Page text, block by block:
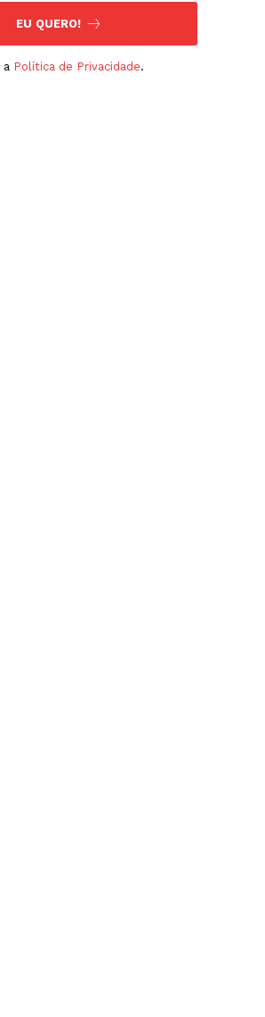
EU QUERO!
a Política de Privacidade.